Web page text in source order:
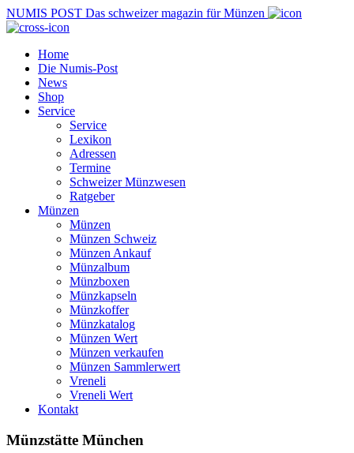
NUMIS POST Das schweizer magazin für Münzen
Home
Die Numis-Post
News
Shop
Service
Service
Lexikon
Adressen
Termine
Schweizer Münzwesen
Ratgeber
Münzen
Münzen
Münzen Schweiz
Münzen Ankauf
Münzalbum
Münzboxen
Münzkapseln
Münzkoffer
Münzkatalog
Münzen Wert
Münzen verkaufen
Münzen Sammlerwert
Vreneli
Vreneli Wert
Kontakt
Münzstätte München